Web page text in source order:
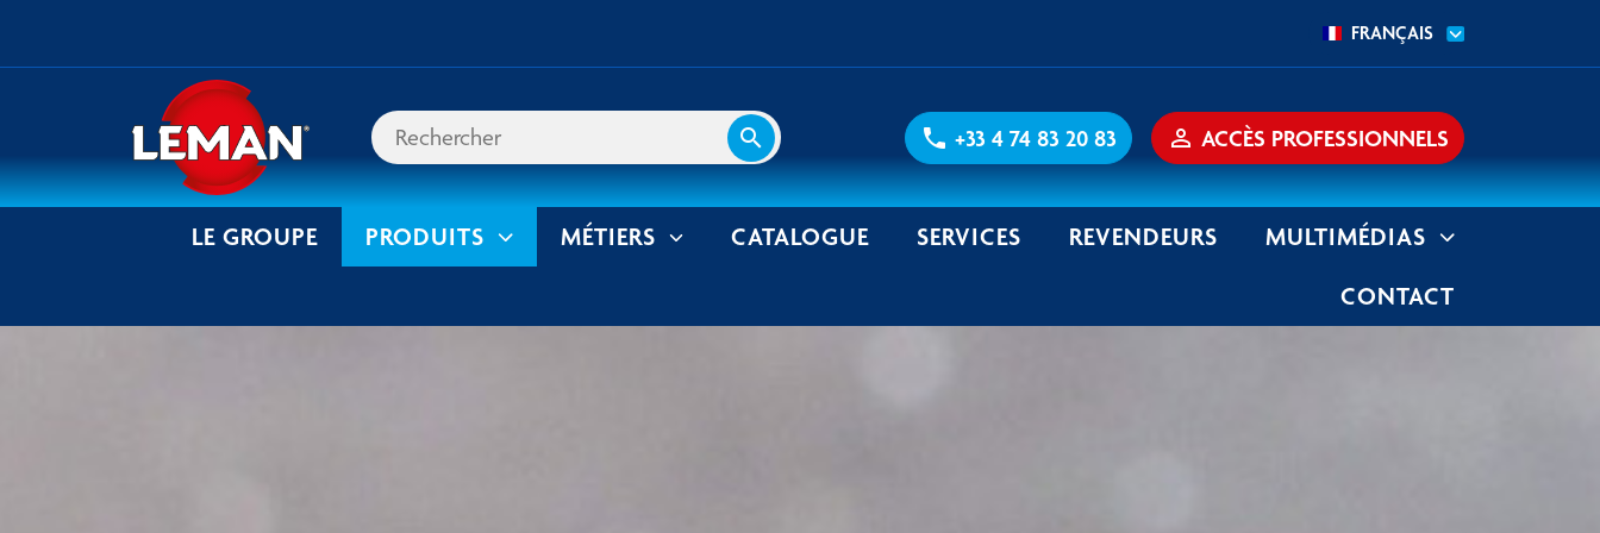
FRANÇAIS
search phone +33 4 74 83 20 83 person_outline ACCÈS PROFESSIONNELS
LE GROUPE PRODUITS MÉTIERS CATALOGUE SERVICES REVENDEURS
MULTIMÉDIAS
CONTACT